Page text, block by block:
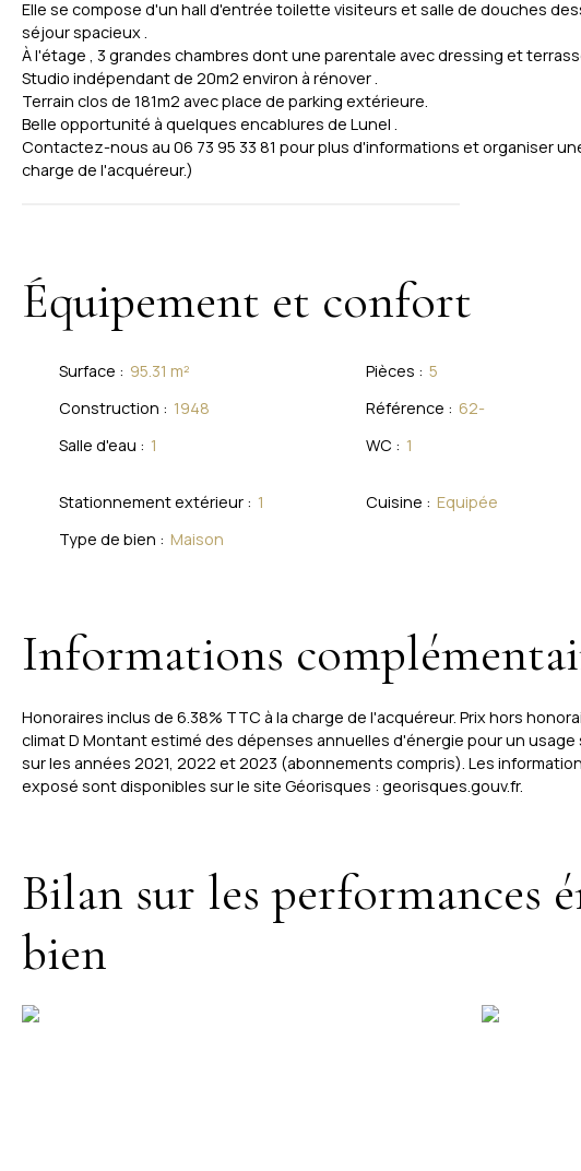
Elle se compose d'un hall d'entrée toilette visiteurs et salle de douches
séjour spacieux .
À l'étage , 3 grandes chambres dont une parentale avec dressing et
Studio indépendant de 20m2 environ à rénover .
Terrain clos de 181m2 avec place de parking extérieure.
Belle opportunité à quelques encablures de Lunel .
Contactez-nous au 06 73 95 33 81 pour plus d'informations et organiser
charge de l'acquéreur.)
Équipement et confort
Surface : 95.31 m² Pièces : 5
Construction : 1948 Référence : 62-
Salle d'eau : 1 WC : 1
Stationnement extérieur : 1 Cuisine : Equipée
Type de bien : Maison
Informations
Honoraires inclus de 6.38% TTC à la charge de l'acquéreur. Prix hors
climat D Montant estimé des dépenses annuelles d'énergie pour un
sur les années 2021, 2022 et 2023 (abonnements compris). Les
exposé sont disponibles sur le site Géorisques : georisques.gouv.fr.
Bilan sur les performances
bien